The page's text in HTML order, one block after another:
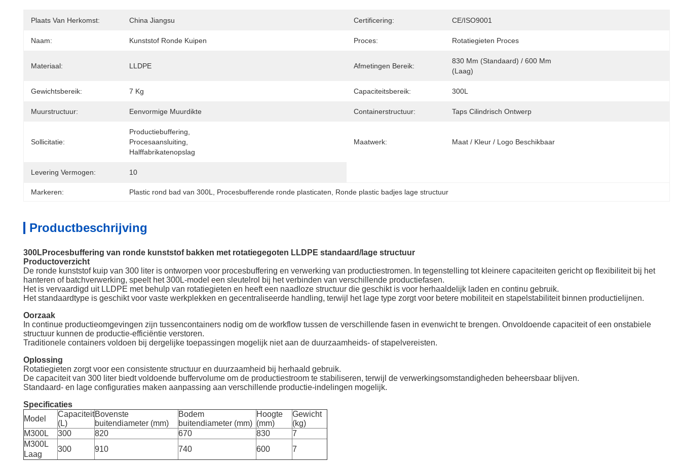
Plaats Van Herkomst: China Jiangsu Certificering: CE/ISO9001
Naam: Kunststof Ronde Kuipen Proces: Rotatiegieten Proces
Materiaal: LLDPE Afmetingen Bereik:
830 Mm (standaard) / 600 Mm
(laag)
Gewichtsbereik: 7 Kg Capaciteitsbereik: 300L
Muurstructuur: Eenvormige Muurdikte Containerstructuur: Taps Cilindrisch Ontwerp
Sollicitatie:
Productiebuffering,
Procesaansluiting,
Halffabrikatenopslag
Maatwerk: Maat / Kleur / Logo Beschikbaar
Levering Vermogen: 10
Markeren: Plastic rond bad van 300L Procesbufferende ronde plasticaten Ronde plastic badjes lage structuur
Productbeschrijving
300LProcesbuffering van ronde kunststof bakken met rotatiegegoten LLDPE standaard/lage structuur
Productoverzicht
De ronde kunststof kuip van 300 liter is ontworpen voor procesbuffering en verwerking van productiestromen. In tegenstelling tot kleinere capaciteiten gericht op flexibiliteit bij het
hanteren of batchverwerking, speelt het 300L-model een sleutelrol bij het verbinden van verschillende productiefasen.
Het is vervaardigd uit LLDPE met behulp van rotatiegieten en heeft een naadloze structuur die geschikt is voor herhaaldelijk laden en continu gebruik.
Het standaardtype is geschikt voor vaste werkplekken en gecentraliseerde handling, terwijl het lage type zorgt voor betere mobiliteit en stapelstabiliteit binnen productielijnen.
Oorzaak
In continue productieomgevingen zijn tussencontainers nodig om de workflow tussen de verschillende fasen in evenwicht te brengen. Onvoldoende capaciteit of een onstabiele
structuur kunnen de productie-efficiëntie verstoren.
Traditionele containers voldoen bij dergelijke toepassingen mogelijk niet aan de duurzaamheids- of stapelvereisten.
Oplossing
Rotatiegieten zorgt voor een consistente structuur en duurzaamheid bij herhaald gebruik.
De capaciteit van 300 liter biedt voldoende buffervolume om de productiestroom te stabiliseren, terwijl de verwerkingsomstandigheden beheersbaar blijven.
Standaard- en lage configuraties maken aanpassing aan verschillende productie-indelingen mogelijk.
Specificaties
Model
Capaciteit
(L)
Bovenste
buitendiameter (mm)
Bodem
buitendiameter (mm)
Hoogte
(mm)
Gewicht
(kg)
M300L
300 820 670 830
7
M300L
Laag
300 910 740 600 7